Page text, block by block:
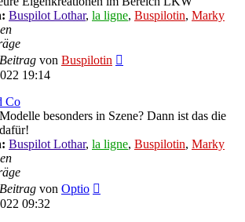
Buspilot Lothar, la ligne, Buspilotin, Marky
von Buspilotin
19:14
Co
besonders in Szene? Dann ist das die
Buspilot Lothar, la ligne, Buspilotin, Marky
von Optio
09:32